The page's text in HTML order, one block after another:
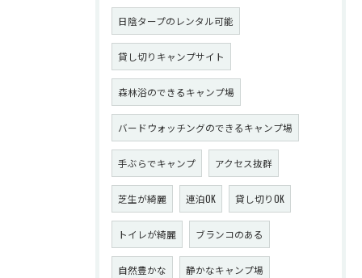
日陰タープのレンタル可能
貸し切りキャンプサイト
森林浴のできるキャンプ場
バードウォッチングのできるキャンプ場
手ぶらでキャンプ アクセス抜群
芝生が綺麗 連泊OK 貸し切りOK
トイレが綺麗 ブランコのある
自然豊かな 静かなキャンプ場